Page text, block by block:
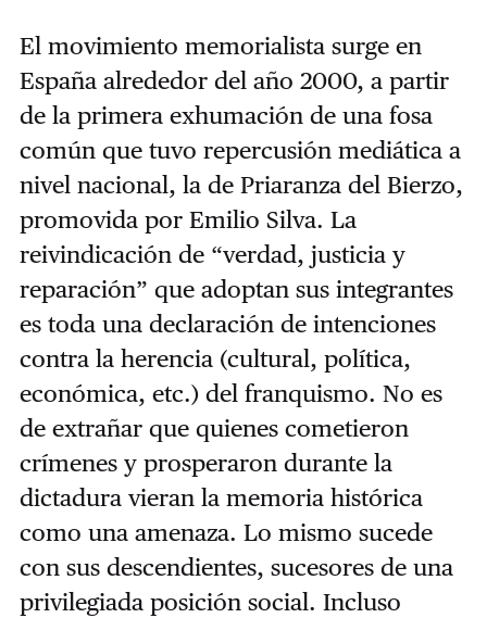
El movimiento memorialista surge en
España alrededor del año 2000, a partir
de la primera exhumación de una fosa
común que tuvo repercusión mediática a
nivel nacional, la de Priaranza del Bierzo,
promovida por Emilio Silva. La
reivindicación de “verdad, justicia y
reparación” que adoptan sus integrantes
es toda una declaración de intenciones
contra la herencia (cultural, política,
económica, etc.) del franquismo. No es
de extrañar que quienes cometieron
crímenes y prosperaron durante la
dictadura vieran la memoria histórica
como una amenaza. Lo mismo sucede
con sus descendientes, sucesores de una
privilegiada posición social. Incluso